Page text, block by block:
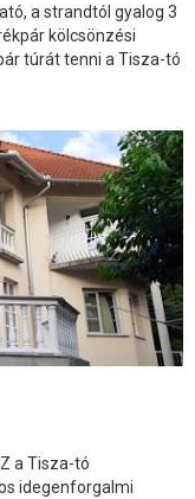
a strandtól gyalog 3
kölcsönzési
túrát tenni a Tisza-tó
a Tisza-tó
idegenforgalmi